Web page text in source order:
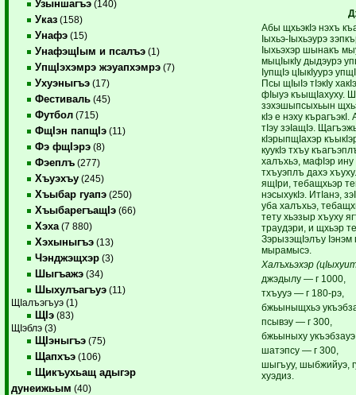
Узыншагъэ (140)
Указ (158)
Унафэ (15)
УнафэщIым и псалъэ (1)
УпщIэхэмрэ жэуапхэмрэ (7)
Ухуэныгъэ (17)
Фестиваль (45)
Футбол (715)
ФщIэн папщIэ (11)
Фэ фщIэрэ (8)
Фэеплъ (277)
Хъуэхъу (245)
Хъыбар гуапэ (250)
ХъыбарегъащIэ (66)
Хэха (7 880)
Хэхыныгъэ (13)
Чэнджэщхэр (3)
Шыгъажэ (34)
Шыхулъагъуэ (11)
ЩIалъэгъуэ (1)
ЩIэ (83)
ЩIэблэ (3)
ЩIэныгъэ (75)
Щапхъэ (106)
Щикъухьащ адыгэр
дунеижьым (40)
Абы щхьэкIэ нэхъ
Iыхьэ-Iыхьэурэ
Iыхьэхэр шынакъ
мыцIыкIу дыдэурэ
IупщIэ цIыкIуурэ
Псы щIыIэ тIэкIу
фIыуэ къыщIахуху.
зэхэшыпсыхьын
кIэ е нэху
тIэу зэIащIэ.
кIэрыпщIахэр
куукIэ тхъу
халъхьэ, мафIэр ину
тхъуэплъ дахэ
ящIри, тебащхьэр
нэсыхукIэ. ИтIанэ,
уба халъхьэ,
тету хьэзыр хъуху
траудэри, и щхьэр
ЗэрызэщIэлъу Iэнэм
мырамысэ.
Халъхьэхэр
джэдылу — г 1000,
тхъууэ — г 180-рэ,
бжьыныщхьэ
псывэу — г 300,
бжьыныху
шатэпсу — г 300,
шыгъуу, шыбжийуэ,
хуэдиз.